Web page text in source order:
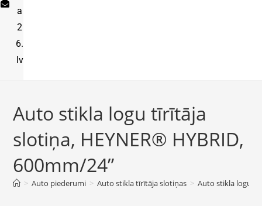
a
2
6.
lv
Auto stikla logu tīrītāja
slotiņa, HEYNER® HYBRID,
600mm/24”
> Auto piederumi > Auto stikla tīrītāja slotiņas > Auto stikla logu